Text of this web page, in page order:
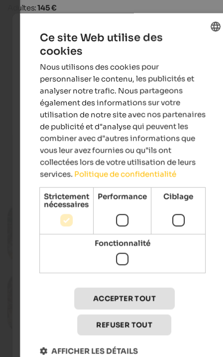
Adultes:145 €
Tourismusgenossenschaft Ultental/Proveis
Événementsin Ultental
08.08.2026, 22.08.2026, …
Farmers' market in Ulten
Village centre - St. Walburg
South Tyrolean krapfen festival
Valley station Schwemmalm - St.
Ce site Web utilise des
cookies
Nous utilisons des cookies pour
personnaliser le contenu, les publicités et
analyser notre trafic. Nous partageons
également des informations sur votre
utilisation de notre site avec nos partenaires
de publicité et d"analyse qui peuvent les
combiner avec d"autres informations que
vous leur avez fournies ou qu"ils ont
collectées lors de votre utilisation de leurs
services. Politique de confidentialité
Strictement
nécessaires
Performance Ciblage
Fonctionnalité
ACCEPTER TOUT
REFUSER TOUT
AFFICHER LES DÉTAILS